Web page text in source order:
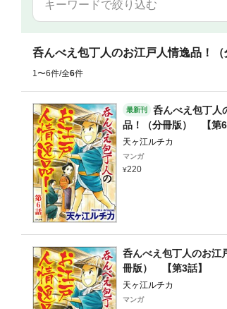
呑んべえ包丁人のお江戸人情逸品！（
1〜6件/全6件
最新刊
呑んべえ包丁人
品！（分冊版） 【第6
天ヶ江ルチカ
マンガ
220
呑んべえ包丁人のお江
冊版） 【第3話】
天ヶ江ルチカ
マンガ